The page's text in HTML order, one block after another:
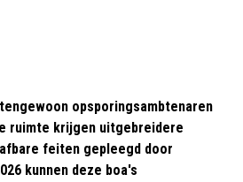
opsporingsambtenaren
ruimte krijgen uitgebreidere
feiten gepleegd door
kunnen deze boa's